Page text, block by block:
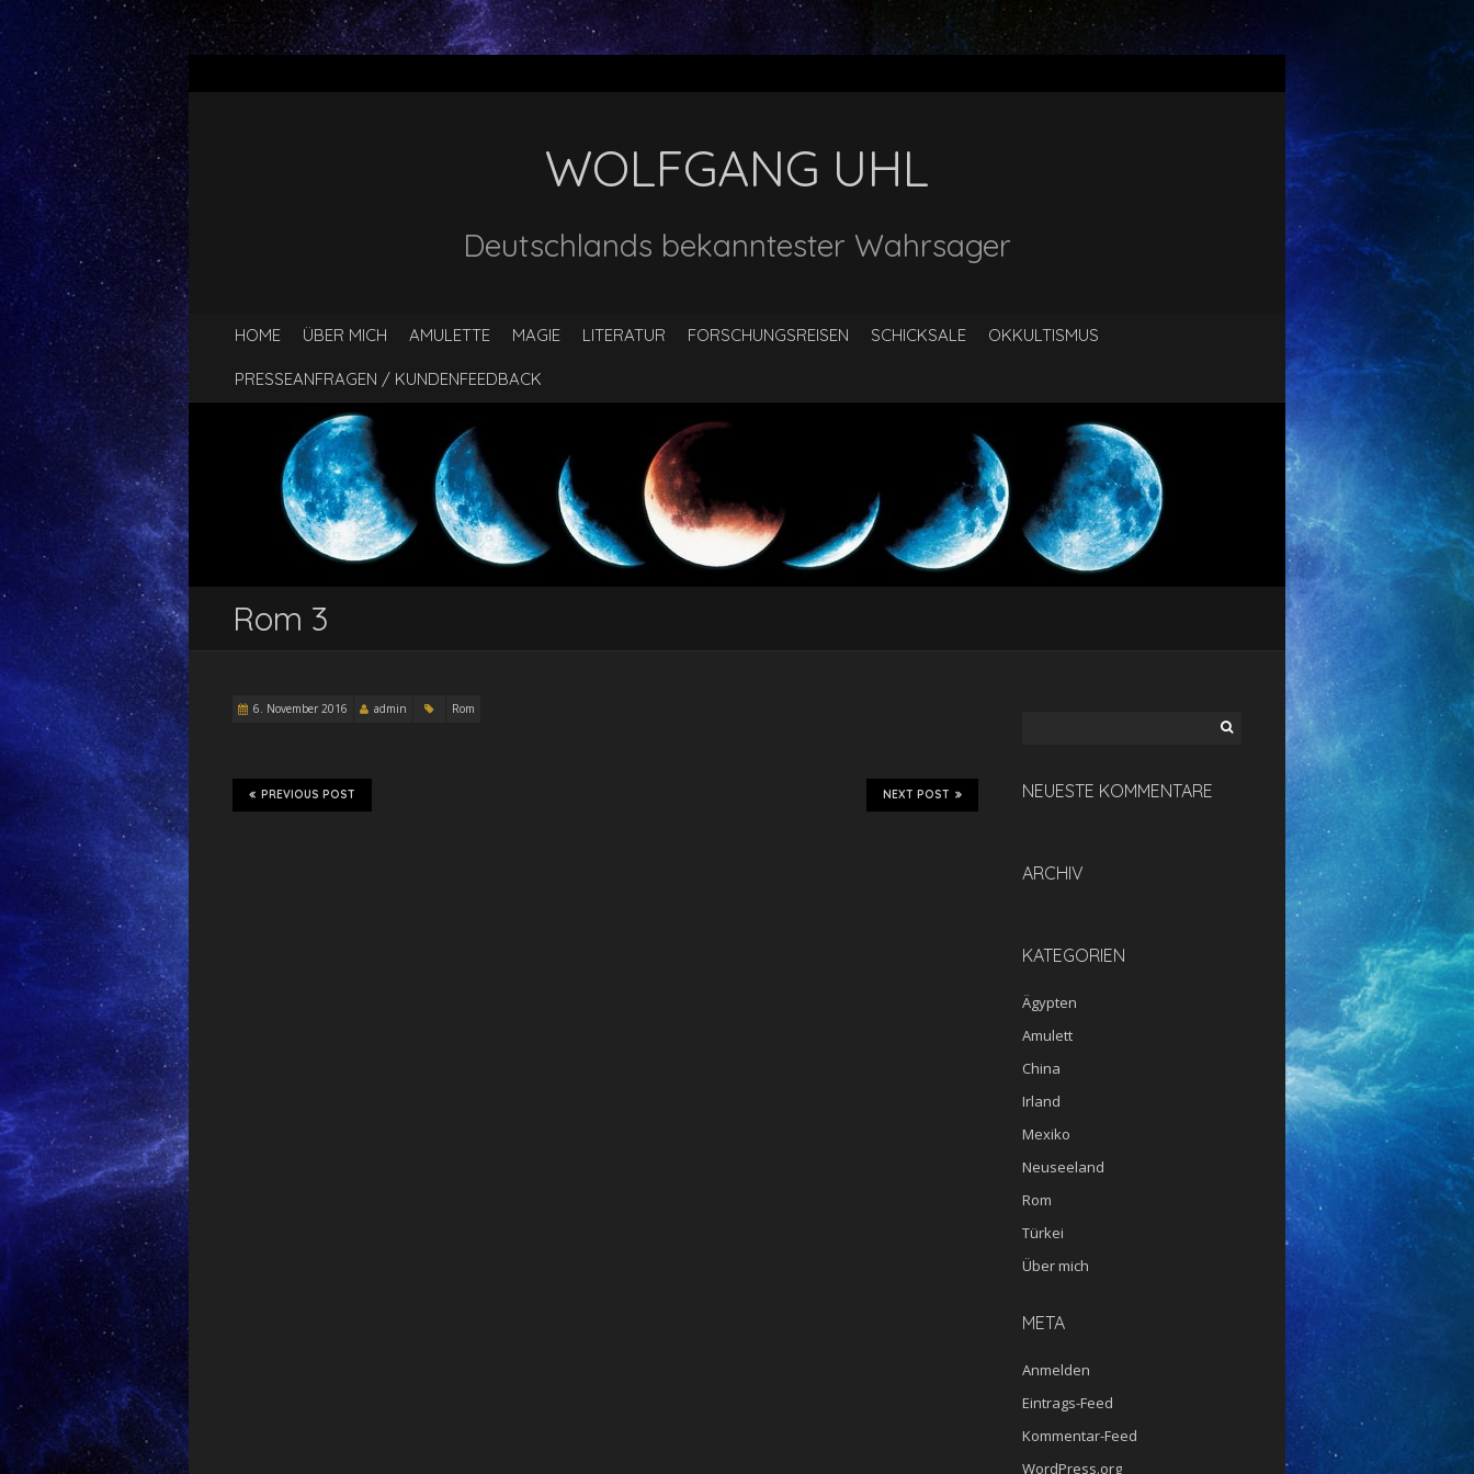
WOLFGANG UHL
Deutschlands bekanntester Wahrsager
HOME ÜBER MICH AMULETTE MAGIE LITERATUR FORSCHUNGSREISEN SCHICKSALE OKKULTISMUS
PRESSEANFRAGEN / KUNDENFEEDBACK
Rom 3
6. November 2016 admin Rom
NEXT POST
PREVIOUS POST NEUESTE KOMMENTARE
ARCHIV
KATEGORIEN
Ägypten
Amulett
China
Irland
Mexiko
Neuseeland
Rom
Türkei
Über mich
META
Anmelden
Eintrags-Feed
Kommentar-Feed
WordPress.org